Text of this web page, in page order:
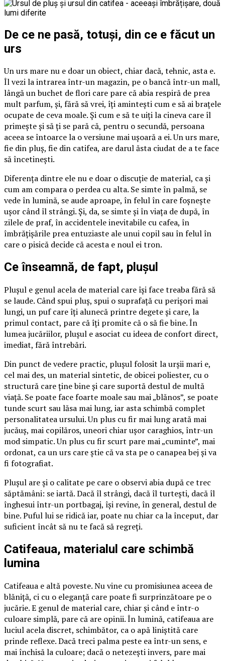
De ce ne pasă, totuși, din ce e făcut un
urs
Un urs mare nu e doar un obiect, chiar dacă, tehnic, asta e.
Îl vezi la intrarea într-un magazin, pe o bancă într-un mall,
lângă un buchet de flori care pare că abia respiră de prea
mult parfum, și, fără să vrei, îți amintești cum e să ai brațele
ocupate de ceva moale. Și cum e să te uiți la cineva care îl
primește și să ți se pară că, pentru o secundă, persoana
aceea se întoarce la o versiune mai ușoară a ei. Un urs mare,
fie din pluș, fie din catifea, are darul ăsta ciudat de a te face
să încetinești.
Diferența dintre ele nu e doar o discuție de material, ca și
cum am compara o perdea cu alta. Se simte în palmă, se
vede în lumină, se aude aproape, în felul în care foșnește
ușor când îl strângi. Și, da, se simte și în viața de după, în
zilele de praf, în accidentele inevitabile cu cafea, în
îmbrățișările prea entuziaste ale unui copil sau în felul în
care o pisică decide că acesta e noul ei tron.
Ce înseamnă, de fapt, plușul
Plușul e genul acela de material care își face treaba fără să
se laude. Când spui pluș, spui o suprafață cu perișori mai
lungi, un puf care îți alunecă printre degete și care, la
primul contact, pare că îți promite că o să fie bine. În
lumea jucăriilor, plușul e asociat cu ideea de confort direct,
imediat, fără întrebări.
Din punct de vedere practic, plușul folosit la urșii mari e,
cel mai des, un material sintetic, de obicei poliester, cu o
structură care ține bine și care suportă destul de multă
viață. Se poate face foarte moale sau mai „blănos”, se poate
tunde scurt sau lăsa mai lung, iar asta schimbă complet
personalitatea ursului. Un plus cu fir mai lung arată mai
jucăuș, mai copilăros, uneori chiar ușor caraghios, într-un
mod simpatic. Un plus cu fir scurt pare mai „cuminte”, mai
ordonat, ca un urs care știe că va sta pe o canapea bej și va
fi fotografiat.
Plușul are și o calitate pe care o observi abia după ce trec
săptămâni: se iartă. Dacă îl strângi, dacă îl turtești, dacă îl
înghesui într-un portbagaj, își revine, în general, destul de
bine. Puful lui se ridică iar, poate nu chiar ca la început, dar
suficient încât să nu te facă să regreți.
Catifeaua, materialul care schimbă
lumina
Catifeaua e altă poveste. Nu vine cu promisiunea aceea de
blăniță, ci cu o eleganță care poate fi surprinzătoare pe o
jucărie. E genul de material care, chiar și când e într-o
culoare simplă, pare că are opinii. În lumină, catifeaua are
luciul acela discret, schimbător, ca o apă liniștită care
prinde reflexe. Dacă treci palma peste ea într-un sens, e
mai închisă la culoare; dacă o netezești invers, pare mai